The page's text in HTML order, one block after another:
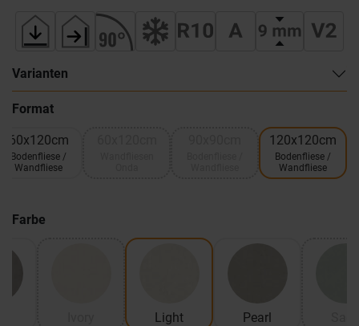
Varianten
Format
60x120cm
Bodenfliese /
Wandfliese
120x120cm
Bodenfliese /
Wandfliese
Farbe
Light Pearl